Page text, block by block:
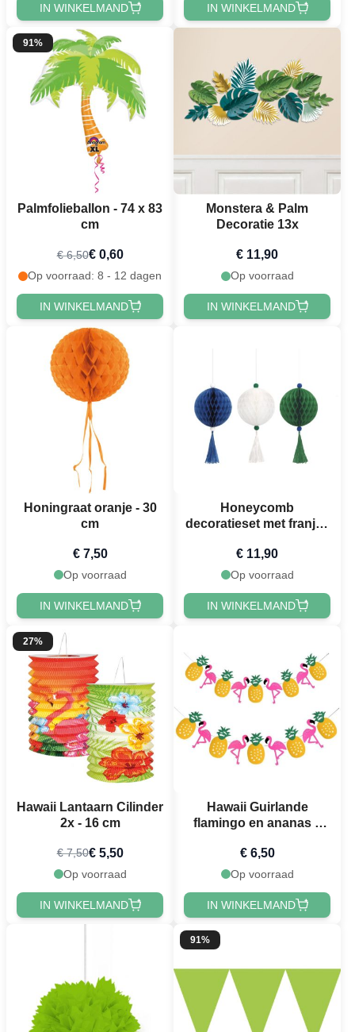
IN WINKELMAND IN WINKELMAND
91%
Palmfolieballon - 74 x 83
cm
€ 6,50€ 0,60
Op voorraad: 8 - 12 dagen
IN WINKELMAND
Monstera & Palm
Decoratie 13x
€ 11,90
Op voorraad
IN WINKELMAND
Honingraat oranje - 30
cm
€ 7,50
Op voorraad
IN WINKELMAND
Honeycomb
decoratieset met franjes
€ 11,90
Op voorraad
IN WINKELMAND
27%
Hawaii Lantaarn Cilinder
2x - 16 cm
€ 7,50€ 5,50
Op voorraad
IN WINKELMAND
Hawaii Guirlande
flamingo en ananas 2
€ 6,50
Op voorraad
IN WINKELMAND
91%